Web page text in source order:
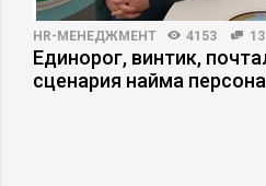
HR-МЕНЕДЖМЕНТ 4153 13
Единорог, винтик,
сценария найма